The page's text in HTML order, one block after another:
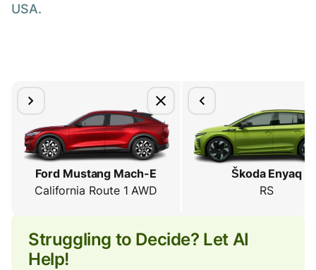
USA.
Ford Mustang Mach-E
California Route 1 AWD
Škoda Enyaq
RS
Struggling to Decide? Let AI
Help!